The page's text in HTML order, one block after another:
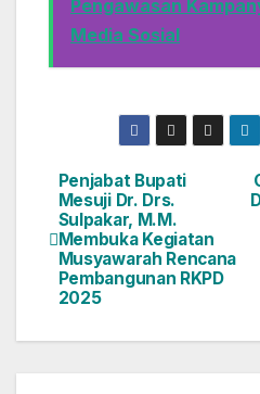
b
o
d
o
n
Pengawasan
Media Sosial
Navigasi
pos
Penjabat Bupati
Mesuji Dr. Drs.
Sulpakar, M.M.
Membuka Kegiatan
Musyawarah Rencana
Pembangunan RKPD
2025